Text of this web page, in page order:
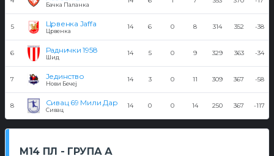
Бачка Паланка
5 Црвенка Jaffa
Црвенка
14 6 0 8 314 352 -38
6 Раднички 1958
Шид
14 5 0 9 329 363 -34
7 Јединство
Нови Бечеј
14 3 0 11 309 367 -58
8 Сивац 69 Мили Дар
Сивац
14 0 0 14 250 367 -117
М14 ПЛ - ГРУПА А